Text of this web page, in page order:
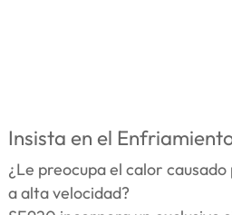
Insista en el
¿Le preocupa el calor
a alta velocidad?